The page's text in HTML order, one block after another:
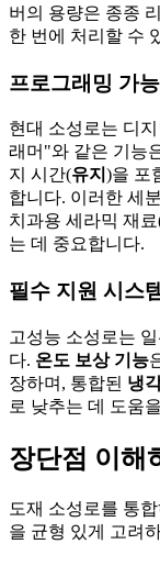
버의 용량은 종종
한 번에 처리할 수
프로그래밍 가
현대 소성로는 디
래머"와 같은 기능
지 시간(유지 )을 포
합니다. 이러한 세
치과용 세라믹 재
는 데 중요합니다.
필수 지원 시스
고성능 소성로는
다. 온도 보상 기능
장하며, 통합된 냉
로 낮추는 데 도움
장단점 이해
도재 소성로를 통
을 균형 있게 고려